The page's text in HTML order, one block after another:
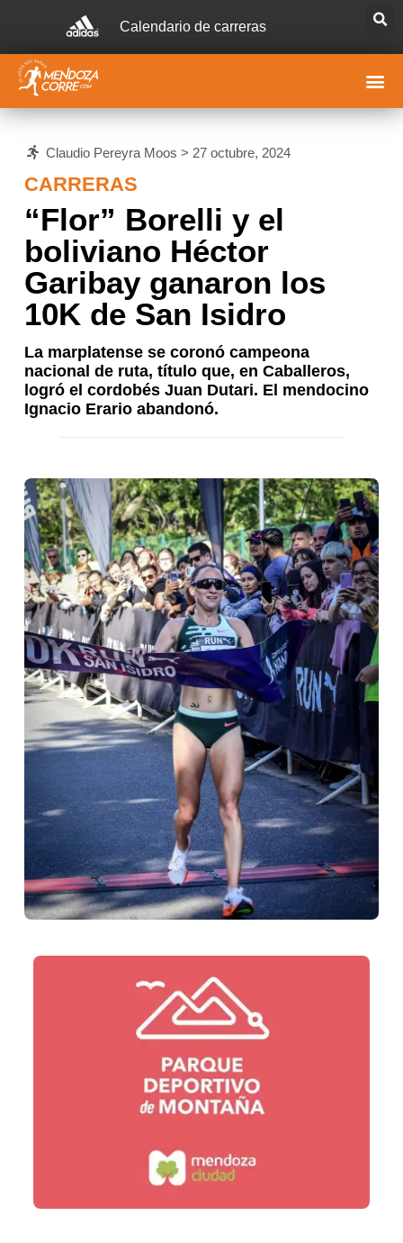
Calendario de carreras
Claudio Pereyra Moos > 27 octubre, 2024
CARRERAS
“Flor” Borelli y el
boliviano Héctor
Garibay ganaron los
10K de San Isidro
La marplatense se coronó campeona
nacional de ruta, título que, en Caballeros,
logró el cordobés Juan Dutari. El mendocino
Ignacio Erario abandonó.